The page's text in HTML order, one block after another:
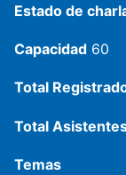
Estado de
Capacidad 60
Total
Total
Temas